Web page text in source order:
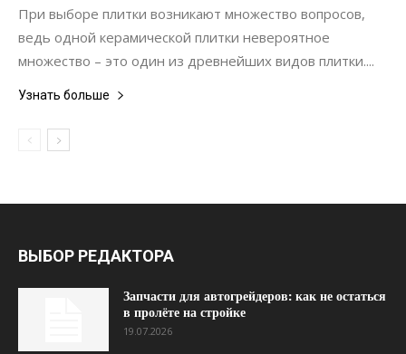
При выборе плитки возникают множество вопросов,
ведь одной керамической плитки невероятное
множество – это один из древнейших видов плитки....
Узнать больше
ВЫБОР РЕДАКТОРА
Запчасти для автогрейдеров: как не остаться
в пролёте на стройке
19.07.2026